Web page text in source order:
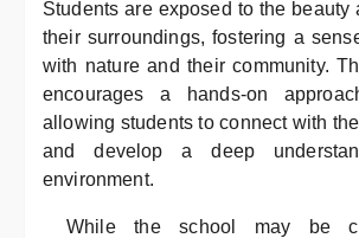
Students are exposed to the beauty
their surroundings, fostering a
with nature and their community.
encourages a hands-on
allowing students to connect with
and develop a deep
environment.
While the school may be